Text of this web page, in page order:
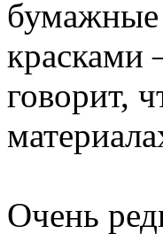
бумажные
красками
говорит,
Очень